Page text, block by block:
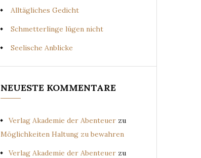
Alltägliches Gedicht
Schmetterlinge lügen nicht
Seelische Anblicke
NEUESTE KOMMENTARE
Verlag Akademie der Abenteuer zu
Möglichkeiten Haltung zu bewahren
Verlag Akademie der Abenteuer zu